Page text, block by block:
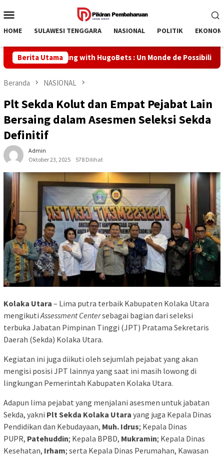
ke
Mobile
HOME SULAWESI TENGGARA NASIONAL POLITIK
Berita Utama
Gaming with HugoBets : Un Monde de Possibilités Infinies
Beranda NASIONAL
Plt Sekda Kolut dan Empat Pejabat Lain
Bersaing dalam Asesmen Seleksi Sekda
Definitif
Admin
Oktober 23, 2025
578 Dilihat
Kolaka Utara – Lima putra terbaik Kabupaten Kolaka Utara
mengikuti Assessment Centersebagai bagian dari seleksi
terbuka Jabatan Pimpinan Tinggi (JPT) Pratama Sekretaris
Daerah (Sekda) Kolaka Utara.
Kegiatan ini juga diikuti oleh sejumlah pejabat yang akan
mengisi posisi JPT lainnya yang saat ini masih lowong di
lingkungan Pemerintah Kabupaten Kolaka Utara.
Adapun lima pejabat yang menjalani asesmen untuk jabatan
Sekda, yakni Plt Sekda Kolaka Utara yang juga Kepala Dinas
Pendidikan dan Kebudayaan, Muh. Idrus; Kepala Dinas
PUPR, Patehuddin; Kepala BPBD, Mukramin; Kepala Dinas
Kesehatan, Irham; serta Kepala Dinas Perumahan, Kawasan